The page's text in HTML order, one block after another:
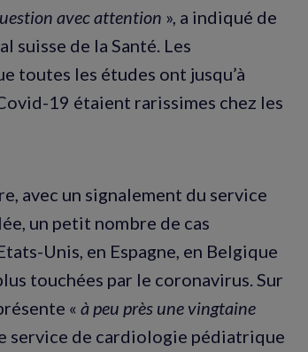
avec attention », a indiqué de
suisse de la Santé. Les
toutes les études ont jusqu’à
19 étaient rarissimes chez les
avec un signalement du service
un petit nombre de cas
Unis, en Espagne, en Belgique
touchées par le coronavirus. Sur
« à peu près une vingtaine
service de cardiologie pédiatrique